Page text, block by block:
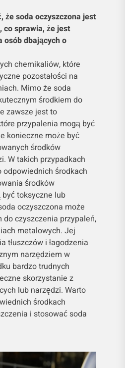
że soda oczyszczona jest
co sprawia, że jest
osób dbających o
chemikaliów, które
pozostałości na
Mimo że soda
środkiem do
zawsze jest to
przypalenia mogą być
konieczne może być
środków
W takich przypadkach
środkach
środków
toksyczne lub
oczyszczona może
czyszczenia przypaleń,
metalowych. Jej
tłuszczów i łagodzenia
narzędziem w
bardzo trudnych
skorzystanie z
lub narzędzi. Warto
środkach
i stosować soda